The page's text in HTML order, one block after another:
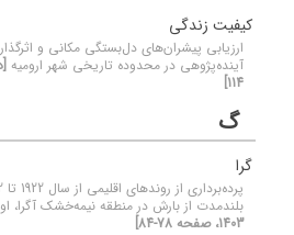
کیفیت زندگی
ارزیابی پیشران‌های دل‌بستگی مکانی و
آینده‌پژوهی در محدوده تاریخی شهر ارومیه
114]
گ
گرا
بلندمدت از بارش در منطقه نیمه‌خشک آگرا،
1403، صفحه 78-84]